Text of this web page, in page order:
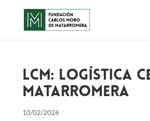
LCM: Logística
Matarromera
10/02/2026